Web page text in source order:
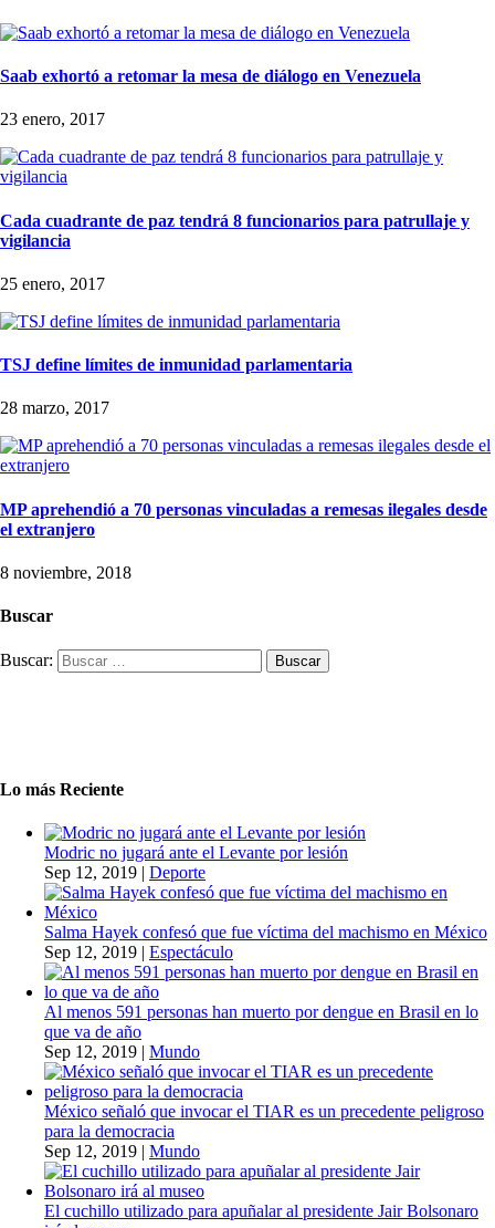
Saab exhortó a retomar la mesa de diálogo en Venezuela
23 enero, 2017
Cada cuadrante de paz tendrá 8 funcionarios para patrullaje y
vigilancia
25 enero, 2017
TSJ define límites de inmunidad parlamentaria
28 marzo, 2017
MP aprehendió a 70 personas vinculadas a remesas ilegales desde
el extranjero
8 noviembre, 2018
Buscar
Buscar:
Lo más Reciente
Modric no jugará ante el Levante por lesión
Sep 12, 2019 | Deporte
Salma Hayek confesó que fue víctima del machismo en México
Sep 12, 2019 | Espectáculo
Al menos 591 personas han muerto por dengue en Brasil en lo
que va de año
Sep 12, 2019 | Mundo
México señaló que invocar el TIAR es un precedente peligroso
para la democracia
Sep 12, 2019 | Mundo
El cuchillo utilizado para apuñalar al presidente Jair Bolsonaro